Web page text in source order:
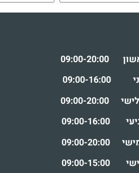
09:00-20:00
09:00-16:00
09:00-20:00
09:00-16:00
09:00-20:00
09:00-15:00